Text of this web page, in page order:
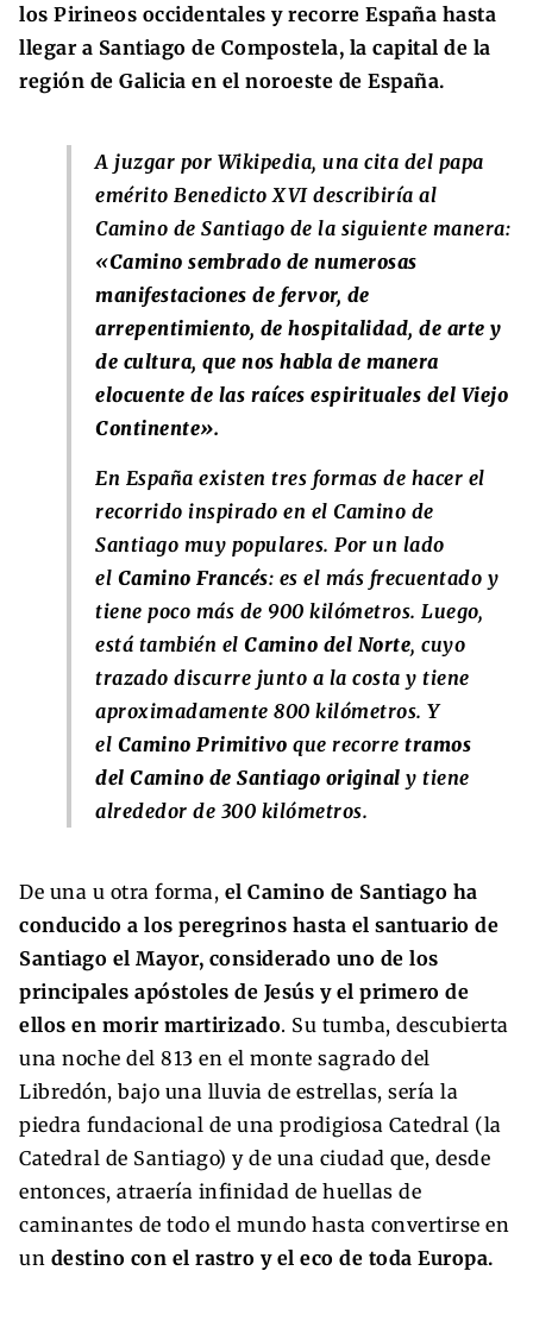
los Pirineos occidentales y recorre España hasta
llegar a Santiago de Compostela, la capital de la
región de Galicia en el noroeste de España.
A juzgar por Wikipedia, una cita del papa
emérito Benedicto XVI describiría al
Camino de Santiago de la siguiente manera:
«Camino sembrado de numerosas
manifestaciones de fervor, de
arrepentimiento, de hospitalidad, de arte y
de cultura, que nos habla de manera
elocuente de las raíces espirituales del Viejo
Continente».
En España existen tres formas de hacer el
recorrido inspirado en el Camino de
Santiago muy populares. Por un lado
el Camino Francés: es el más frecuentado y
tiene poco más de 900 kilómetros. Luego,
está también el Camino del Norte, cuyo
trazado discurre junto a la costa y tiene
aproximadamente 800 kilómetros. Y
el Camino Primitivo que recorre tramos
del Camino de Santiago original y tiene
alrededor de 300 kilómetros.
De una u otra forma, el Camino de Santiago ha
conducido a los peregrinos hasta el santuario de
Santiago el Mayor, considerado uno de los
principales apóstoles de Jesús y el primero de
ellos en morir martirizado. Su tumba, descubierta
una noche del 813 en el monte sagrado del
Libredón, bajo una lluvia de estrellas, sería la
piedra fundacional de una prodigiosa Catedral (la
Catedral de Santiago) y de una ciudad que, desde
entonces, atraería infinidad de huellas de
caminantes de todo el mundo hasta convertirse en
un destino con el rastro y el eco de toda Europa.